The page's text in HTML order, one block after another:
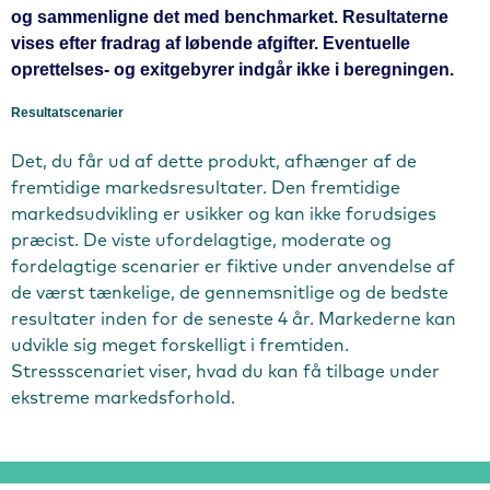
og sammenligne det med benchmarket. Resultaterne
vises efter fradrag af løbende afgifter. Eventuelle
oprettelses- og exitgebyrer indgår ikke i beregningen.
Resultatscenarier
Det, du får ud af dette produkt, afhænger af de
fremtidige markedsresultater. Den fremtidige
markedsudvikling er usikker og kan ikke forudsiges
præcist. De viste ufordelagtige, moderate og
fordelagtige scenarier er fiktive under anvendelse af
de værst tænkelige, de gennemsnitlige og de bedste
resultater inden for de seneste 4 år. Markederne kan
udvikle sig meget forskelligt i fremtiden.
Stressscenariet viser, hvad du kan få tilbage under
ekstreme markedsforhold.